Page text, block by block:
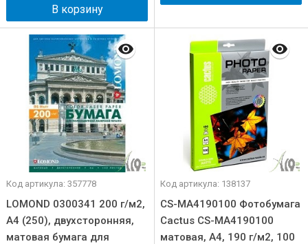
В корзину
Код артикула: 357778
LOMOND 0300341 200 г/м2,
А4 (250), двухсторонняя,
матовая бумага для
Код артикула: 138137
CS-MA4190100 Фотобумага
Cactus CS-MA4190100
матовая, A4, 190 г/м2, 100